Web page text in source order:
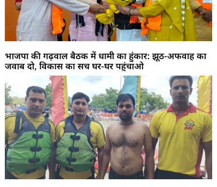
भाजपा की गढ़वाल बैठक में धामी का हुंकार: झूठ-अफवाह का
जवाब दो, विकास का सच घर-घर पहुंचाओ